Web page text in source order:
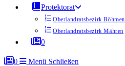
Protektorat
Oberlandratsbezirk Böhmen
Oberlandratsbezirk Mähren
0
0 Menü Schließen